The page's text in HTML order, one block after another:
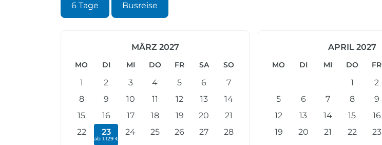
6 Tage Busreise
MÄRZ 2027
MO DI MI DO FR SA SO
1 2 3 4 5 6
7
8
9 10 11 12 13
14
15
16 17 18 19 20
21
22
23
ab 1.129 €
24 25 26 27 28
APRIL 2027
MO DI MI DO FR
1 2
5
6 7 8 9
12
13 14 15 16
19
20 21 22 23